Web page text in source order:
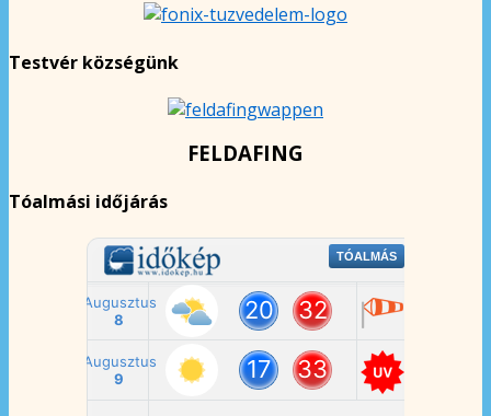
Testvér községünk
FELDAFING
Tóalmási időjárás